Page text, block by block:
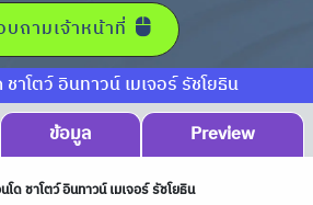
บถามเจ้าหน้าที่
าโตว์ อินทาวน์ เมเจอร์ รัชโยธิน
ข้อมูล Preview
ด ชาโตว์ อินทาวน์ เมเจอร์ รัชโยธิน